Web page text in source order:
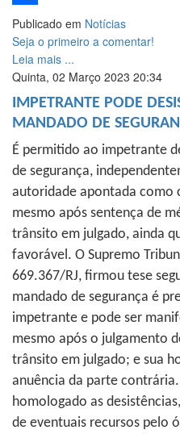
Share
Publicado em Notícias
Seja o primeiro a comentar!
Leia mais ...
Quinta, 02 Março 2023 20:34
IMPETRANTE PODE
MANDADO DE
É permitido ao impetrante
de segurança,
autoridade apontada como
mesmo após sentença de
trânsito em julgado, ainda
favorável. O Supremo
669.367/RJ, firmou tese
mandado de segurança é
impetrante e pode ser
mesmo após o julgamento
trânsito em julgado; e sua
anuência da parte contrária.
homologado as
de eventuais recursos pelo